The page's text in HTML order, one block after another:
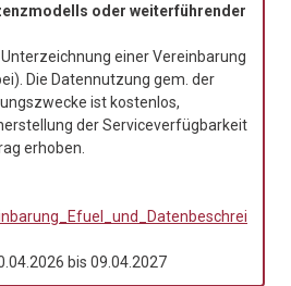
oder weiterführender
einer Vereinbarung
Die Datennutzung gem. der
ist kostenlos,
der Serviceverfügbarkeit
erhoben.
bis 09.04.2027